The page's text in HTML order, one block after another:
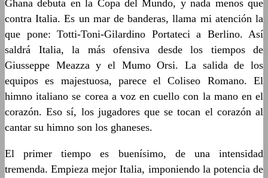
Ghana debuta en la Copa del Mundo, y nada menos que
contra Italia. Es un mar de banderas, llama mi atención la
que pone: Totti-Toni-Gilardino Portateci a Berlino. Así
saldrá Italia, la más ofensiva desde los tiempos de
Giusseppe Meazza y el Mumo Orsi. La salida de los
equipos es majestuosa, parece el Coliseo Romano. El
himno italiano se corea a voz en cuello con la mano en el
corazón. Eso sí, los jugadores que se tocan el corazón al
cantar su himno son los ghaneses.
El primer tiempo es buenísimo, de una intensidad
tremenda. Empieza mejor Italia, imponiendo la potencia de